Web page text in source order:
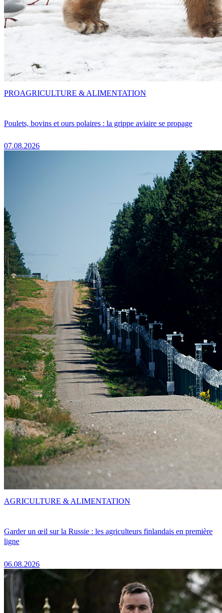
Poulets, bovins et ours polaires : la grippe aviaire se propage
07.08.2026
PROAGRICULTURE & ALIMENTATION
Garder un œil sur la Russie : les agriculteurs finlandais en première
ligne
06.08.2026
AGRICULTURE & ALIMENTATION